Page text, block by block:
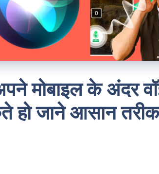
मोबाइल के अंदर
जाने आसान